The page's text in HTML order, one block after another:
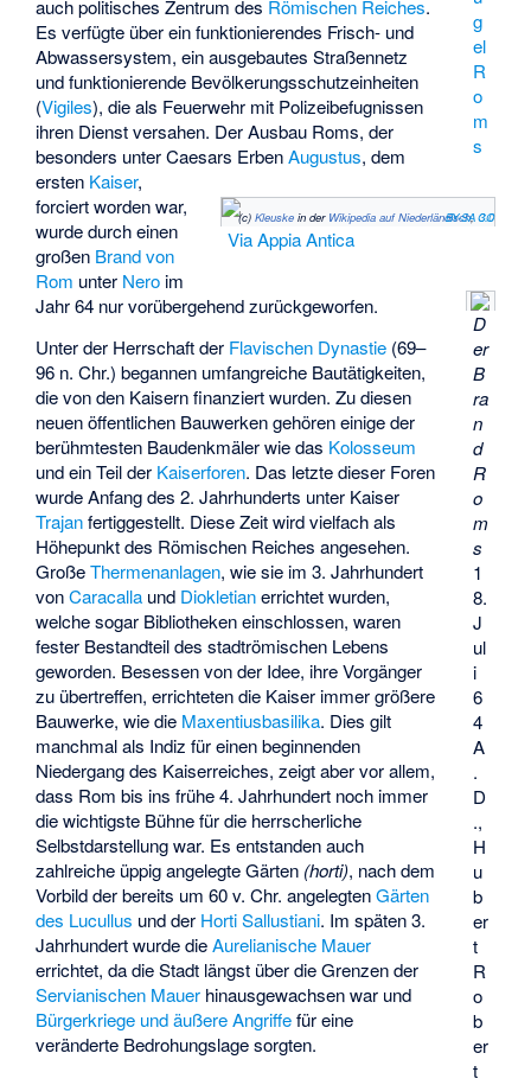
g
el
R
o
m
s
(c) Kleuskein der Wikipedia auf Niederländisch,
CC BY-SA 3.0
Via Appia Antica
D
er
B
ra
n
d
R
o
m
s
1
8.
J
ul
i
6
4
A
.
D
.,
H
u
b
er
t
R
o
b
er
t
auch politisches Zentrum des Römischen Reiches.
Es verfügte über ein funktionierendes Frisch- und
Abwassersystem, ein ausgebautes Straßennetz
und funktionierende Bevölkerungsschutzeinheiten
(Vigiles), die als Feuerwehr mit Polizeibefugnissen
ihren Dienst versahen. Der Ausbau Roms, der
besonders unter Caesars ErbenAugustus, dem
ersten Kaiser,
forciert worden war,
wurde durch einen
großen Brand von
Rom unter Nero im
Jahr 64 nur vorübergehend zurückgeworfen.
Unter der Herrschaft der Flavischen Dynastie (69–
96 n. Chr.) begannen umfangreiche Bautätigkeiten,
die von den Kaisern finanziert wurden. Zu diesen
neuen öffentlichen Bauwerken gehören einige der
berühmtesten Baudenkmäler wie das Kolosseum
und ein Teil der Kaiserforen. Das letzte dieser Foren
wurde Anfang des 2. Jahrhunderts unter Kaiser
Trajanfertiggestellt. Diese Zeit wird vielfach als
Höhepunkt des Römischen Reiches angesehen.
GroßeThermenanlagen, wie sie im 3. Jahrhundert
vonCaracalla und Diokletianerrichtet wurden,
welche sogar Bibliotheken einschlossen, waren
fester Bestandteil des stadtrömischen Lebens
geworden. Besessen von der Idee, ihre Vorgänger
zu übertreffen, errichteten die Kaiser immer größere
Bauwerke, wie die Maxentiusbasilika. Dies gilt
manchmal als Indiz für einen beginnenden
Niedergang des Kaiserreiches, zeigt aber vor allem,
dass Rom bis ins frühe 4. Jahrhundert noch immer
die wichtigste Bühne für die herrscherliche
Selbstdarstellung war. Es entstanden auch
zahlreiche üppig angelegte Gärten (horti), nach dem
Vorbild der bereits um 60 v. Chr. angelegtenGärten
des Lucullus und der Horti Sallustiani. Im späten 3.
Jahrhundert wurde dieAurelianische Mauer
errichtet, da die Stadt längst über die Grenzen der
Servianischen Mauer hinausgewachsen war und
Bürgerkriege und äußere Angriffefür eine
veränderte Bedrohungslage sorgten.